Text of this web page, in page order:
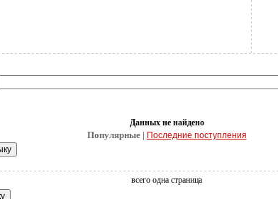
Данных не найдено
Популярные | Последние поступления
всего одна страница